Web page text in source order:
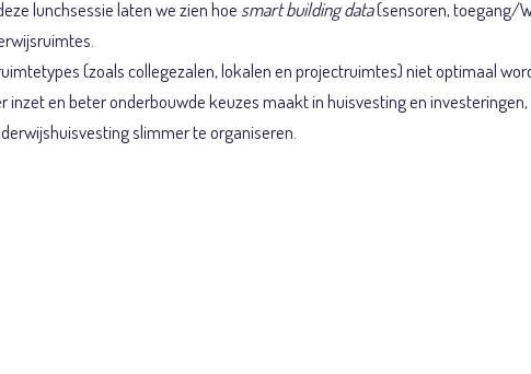
lunchsessie laten we zien hoe smart building data(sensoren, toegang/
(zoals collegezalen, lokalen en projectruimtes) niet optimaal
en beter onderbouwde keuzes maakt in huisvesting en
slimmer te organiseren.